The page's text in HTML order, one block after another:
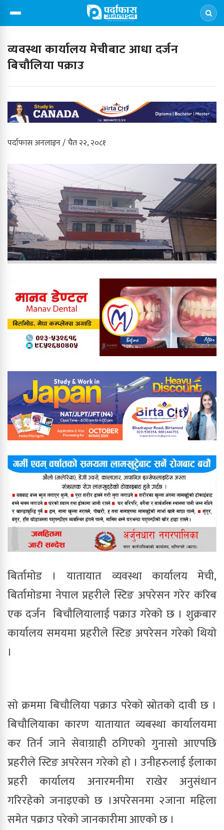
व्यवस्था कार्यालय मेचीबाट आधा दर्जन
बिचौलिया पक्राउ
पर्दाफास अनलाइन / चैत २२, २०८१
बिर्तामाेड । यातायात व्यवस्था कार्यालय मेची,
बिर्तामाेडमा नेपाल प्रहरीले स्टिङ अपरेसन गरेर करिब
एक दर्जन बिचाैलियालाई पक्राउ गरेकाे छ । शुक्रबार
कार्यालय समयमा प्रहरीले स्टिङ अपरेसन गरेकाे थियाे
।
साे क्रममा बिचाैलिया पक्राउ परेकाे स्राेतकाे दावी छ ।
बिचाैलियाका कारण यातायात व्यबस्था कार्यालयमा
कर तिर्न जाने सेवाग्राही ठगिएकाे गुनासाे आएपछि
प्रहरीले स्टिङ अपरेसन गरेकाे हाे । उनीहरुलाई ईलाका
प्रहरी कार्यालय अनारमनीमा राखेर अनुसंधान
गरिरहेकाे जनाइएकाे छ ।अपरेसनमा २जाना महिला
समेत पक्राउ परेकाे जानकारीमा आएकाे छ ।